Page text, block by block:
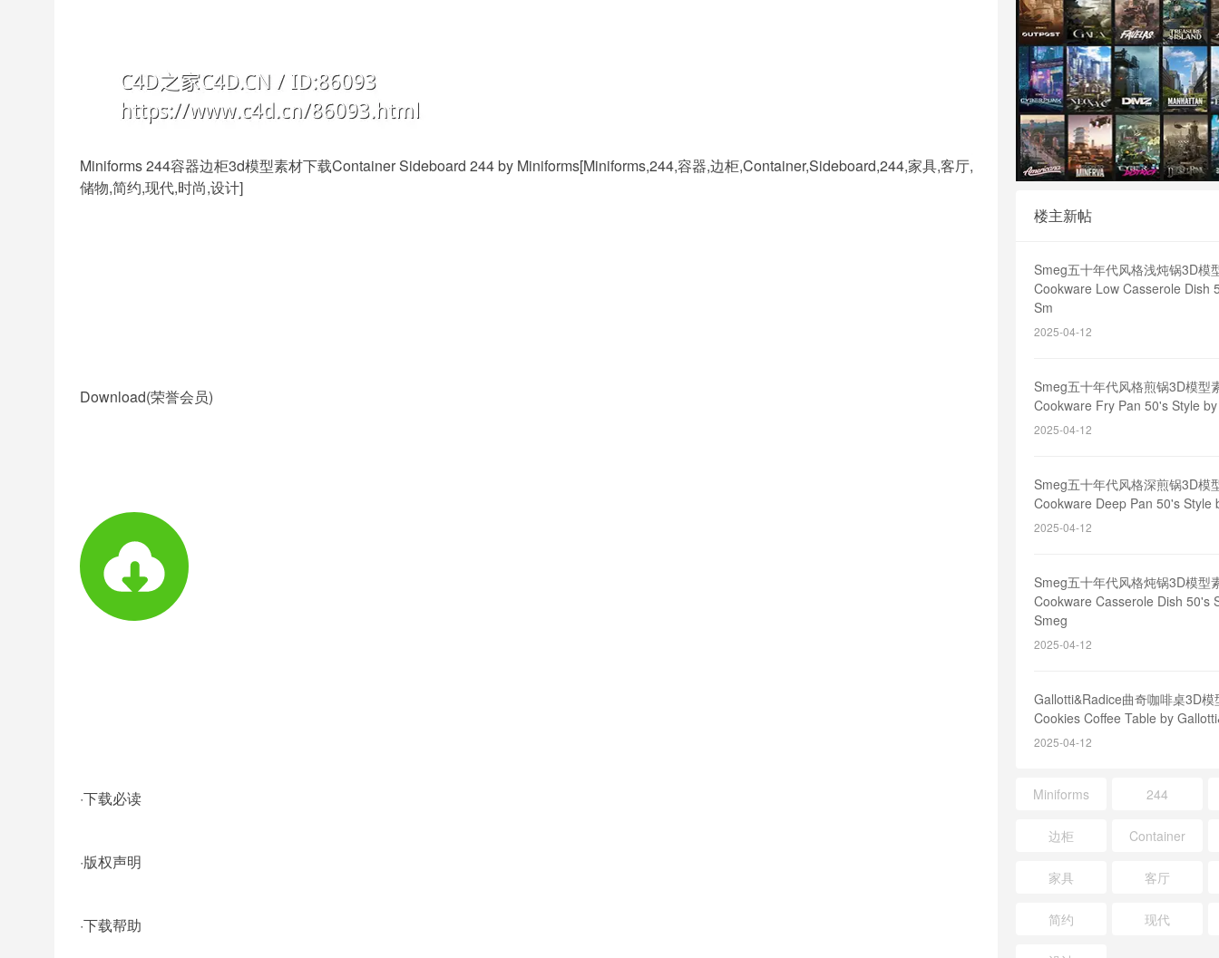
Miniforms 244容器边柜3d模型素材下载Container Sideboard 244 by Miniforms[Miniforms,244,容器,边柜,Container,Sideboard,244,家具,客厅,
储物,简约,现代,时尚,设计]
Download(荣誉会员)
·下载必读
·版权声明
·下载帮助
楼主新帖
Smeg五十年代风格浅炖锅3D模
Cookware Low Casserole Dish
Sm
2025-04-12
Smeg五十年代风格煎锅3D模型
Cookware Fry Pan 50's Style
2025-04-12
Smeg五十年代风格深煎锅3D模
Cookware Deep Pan 50's Style
2025-04-12
Smeg五十年代风格炖锅3D模型
Cookware Casserole Dish 50's
Smeg
2025-04-12
Gallotti&Radice曲奇咖啡桌3D模
Cookies Coffee Table by
2025-04-12
Miniforms 244
边柜 Container
家具 客厅
简约 现代